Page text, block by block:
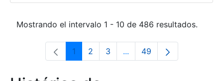
Mostrando el intervalo 1 - 10 de 486 resultados.
Página
1 Página
2 Página
3 ...Páginas intermedias Use
Página
49